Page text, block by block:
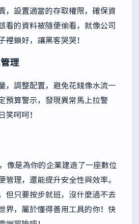
，設置適當的存取權限，確保資
看的資料被隨便偷看，就像公司
裡鎖好，讓黑客哭哭！
理
，調整配置，避免花錢像水流一
預算警示，發現異常馬上拉警
笑呵呵！
像是為你的企業建造了一座數位
管理，還能提升安全性與效率。
但只要按步就班，沒什麼過不去
界，屬於懂得善用工具的你！快